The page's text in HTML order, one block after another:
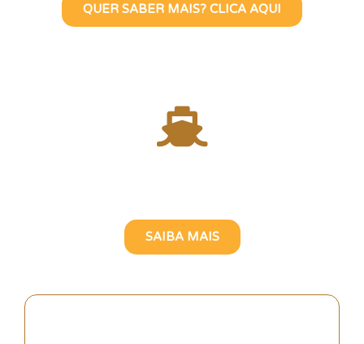
QUER SABER MAIS? CLICA AQUI
SAIBA MAIS